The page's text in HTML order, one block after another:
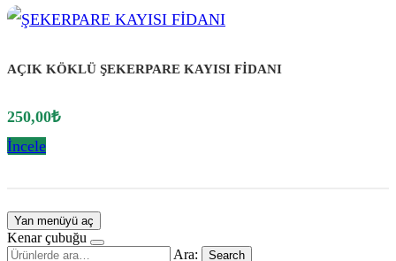
AÇIK KÖKLÜ ŞEKERPARE KAYISI FİDANI
250,00₺
İncele
Yan menüyü aç
Kenar çubuğu
Ara:
Search